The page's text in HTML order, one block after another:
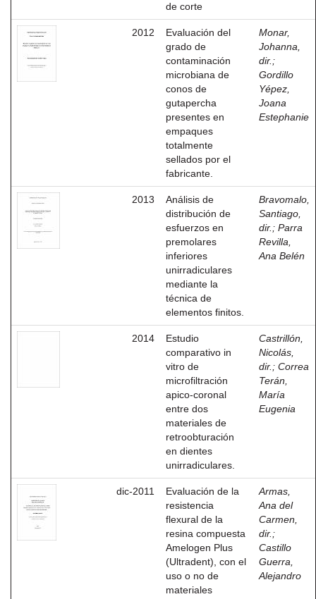
de corte
2012
Evaluación del
grado de
contaminación
microbiana de
conos de
gutapercha
presentes en
empaques
totalmente
sellados por el
fabricante.
Monar,
Johanna,
dir. ;
Gordillo
Yépez,
Joana
Estephanie
2013
Análisis de
distribución de
esfuerzos en
premolares
inferiores
unirradiculares
mediante la
técnica de
elementos finitos.
Bravomalo,
Santiago,
dir. ; Parra
Revilla,
Ana Belén
2014
Estudio
comparativo in
vitro de
microfiltración
apico-coronal
entre dos
materiales de
retroobturación
en dientes
unirradiculares.
Castrillón,
Nicolás,
dir. ; Correa
Terán,
María
Eugenia
dic-2011
Evaluación de la
resistencia
flexural de la
resina compuesta
Amelogen Plus
(Ultradent), con el
uso o no de
materiales
Armas,
Ana del
Carmen,
dir. ;
Castillo
Guerra,
Alejandro